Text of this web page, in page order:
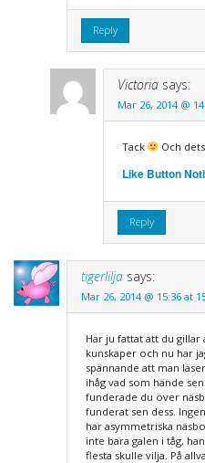
Reply
Victoria says:
Mar 26, 2014 @
Tack Och
Like Button
Reply
tigerlilja says:
Mar 26, 2014 @ 15:36 at
Har ju fattat att du gillar
kunskaper och nu har
spännande att man
ihåg vad som hände
funderade du över
funderat sen dess.
har asymmetriska
inte bara galen i tåg,
flesta skulle vilja. På